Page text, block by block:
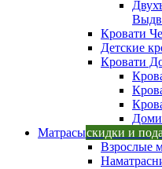
Кровати
Детские
Кровати
Матрасыскидки и
Взрослые